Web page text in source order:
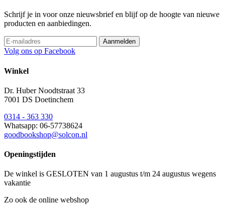
Schrijf je in voor onze nieuwsbrief en blijf op de hoogte van nieuwe
producten en aanbiedingen.
Volg ons op Facebook
Winkel
Dr. Huber Noodtstraat 33
7001 DS Doetinchem
0314 - 363 330
Whatsapp: 06-57738624
goodbookshop@solcon.nl
Openingstijden
De winkel is GESLOTEN van 1 augustus t/m 24 augustus wegens
vakantie
Zo ook de online webshop